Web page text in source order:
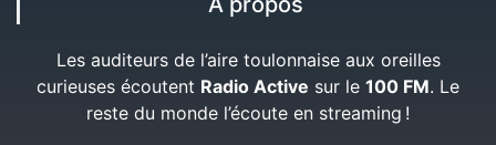
Les auditeurs de l’aire toulonnaise aux oreilles
curieuses écoutent Radio Active sur le 100 FM. Le
reste du monde l’écoute en streaming !